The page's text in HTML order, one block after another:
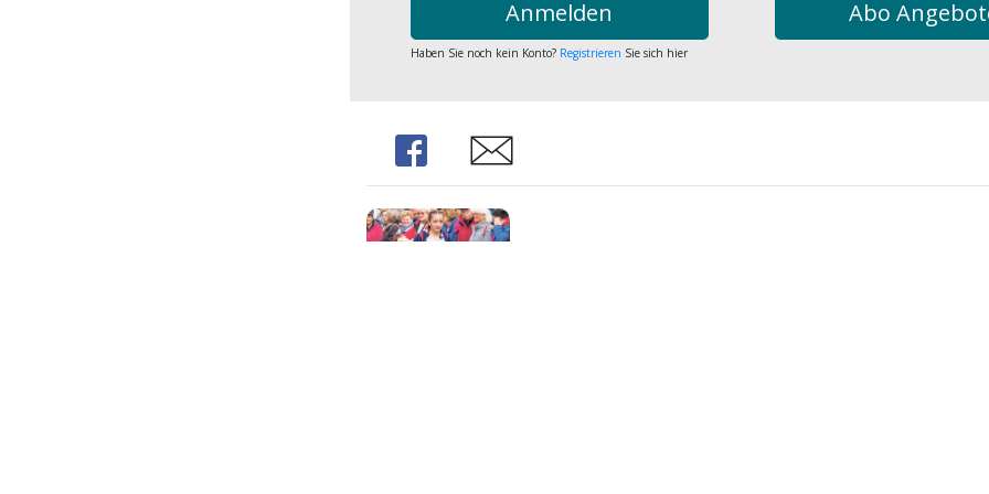
Anmelden
Haben Sie noch kein Konto?Registrieren Sie sich hier
Abo
Share Share